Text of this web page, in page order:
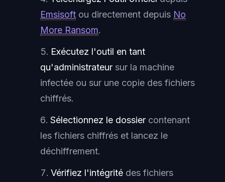
Emsisoft ou directement depuis No
More Ransom.
Exécutez l'outil en tant
qu'administrateur sur la machine
infectée ou sur une copie des fichiers
chiffrés.
Sélectionnez le dossier contenant
les fichiers chiffrés et lancez le
déchiffrement.
Vérifiez l'intégrité des fichiers